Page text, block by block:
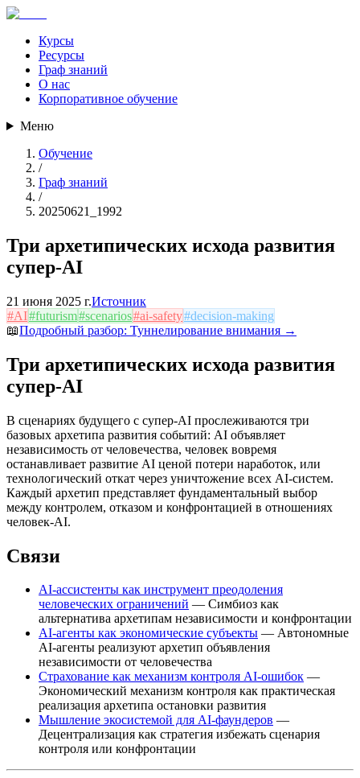
Курсы
Ресурсы
Граф знаний
О нас
Корпоративное обучение
Меню
Обучение
/
Граф знаний
/
20250621_1992
Три архетипических исхода развития
супер-AI
21 июня 2025 г.Источник
#AI#futurism#scenarios#ai-safety#decision-making
📖Подробный разбор: Туннелирование внимания →
Три архетипических исхода развития
супер-AI
В сценариях будущего с супер-AI прослеживаются три
базовых архетипа развития событий: AI объявляет
независимость от человечества, человек вовремя
останавливает развитие AI ценой потери наработок, или
технологический откат через уничтожение всех AI-систем.
Каждый архетип представляет фундаментальный выбор
между контролем, отказом и конфронтацией в отношениях
человек-AI.
Связи
AI-ассистенты как инструмент преодоления
человеческих ограничений — Симбиоз как
альтернатива архетипам независимости и конфронтации
AI-агенты как экономические субъекты — Автономные
AI-агенты реализуют архетип объявления
независимости от человечества
Страхование как механизм контроля AI-ошибок —
Экономический механизм контроля как практическая
реализация архетипа остановки развития
Мышление экосистемой для AI-фаундеров —
Децентрализация как стратегия избежать сценария
контроля или конфронтации